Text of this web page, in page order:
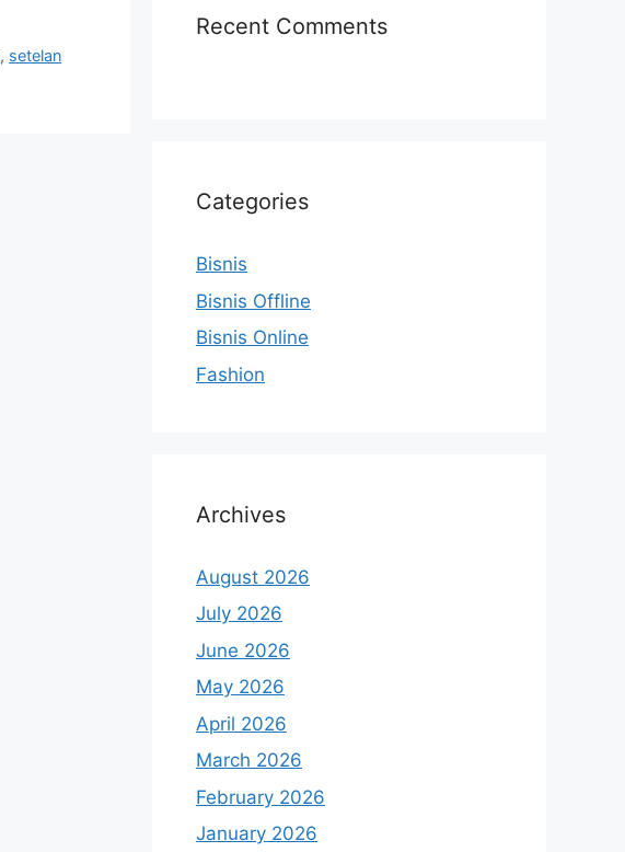
, setelan
Recent Comments
Categories
Bisnis
Bisnis Offline
Bisnis Online
Fashion
Archives
August 2026
July 2026
June 2026
May 2026
April 2026
March 2026
February 2026
January 2026